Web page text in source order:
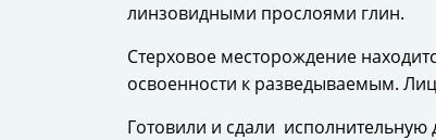
линзовидными прослоями глин.
Стерховое месторождение
освоенности к разведываемым.
Готовили и сдали